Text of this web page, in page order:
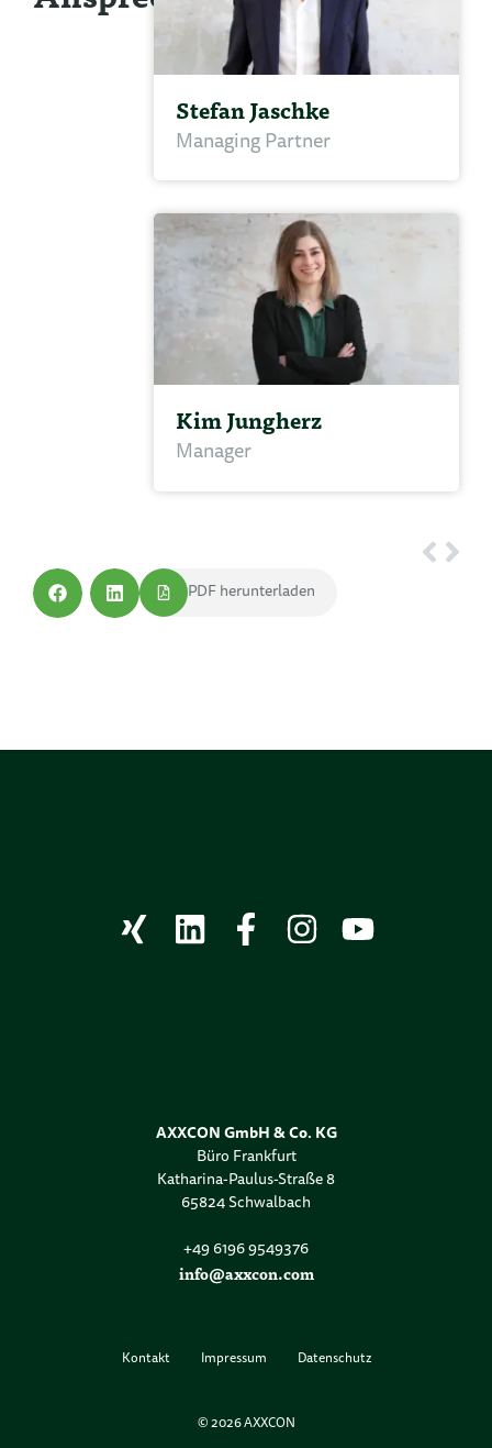
Stefan Jaschke
Managing Partner
Kim Jungherz
Manager
PDF herunterladen
AXXCON GmbH & Co. KG
Büro Frankfurt
Katharina-Paulus-Straße 8
65824 Schwalbach
+49 6196 9549376
info@axxcon.com
Kontakt Impressum Datenschutz
© 2026 AXXCON